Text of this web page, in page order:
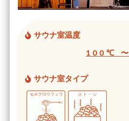
サウナ室温度
100℃ 〜
サウナ室タイプ